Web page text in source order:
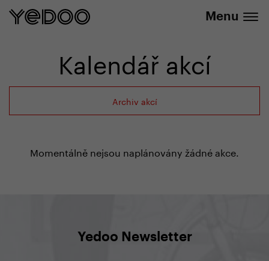
Menu
Kalendář akcí
Archiv akcí
Momentálně nejsou naplánovány žádné akce.
Yedoo Newsletter